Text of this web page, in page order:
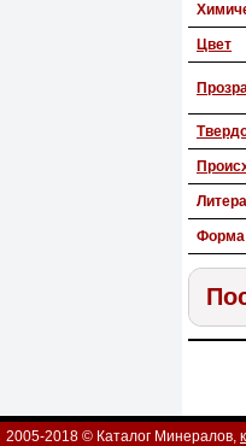
Цвет
2005-2018 © Каталог Минералов,